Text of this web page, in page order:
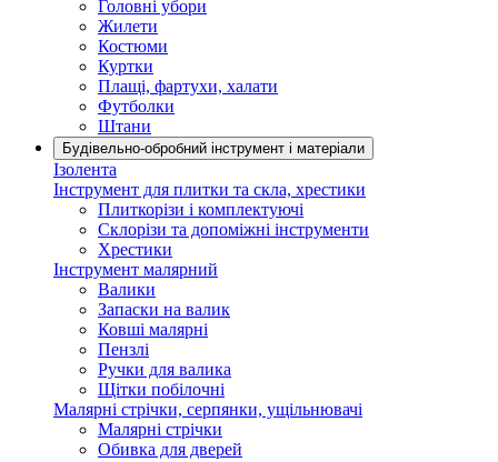
Головні убори
Жилети
Костюми
Куртки
Плащі, фартухи, халати
Футболки
Штани
Будівельно-обробний інструмент і матеріали
Ізолента
Інструмент для плитки та скла, хрестики
Плиткорізи і комплектуючі
Склорізи та допоміжні інструменти
Хрестики
Інструмент малярний
Валики
Запаски на валик
Ковші малярні
Пензлі
Ручки для валика
Щітки побілочні
Малярні стрічки, серпянки, ущільнювачі
Малярні стрічки
Обивка для дверей